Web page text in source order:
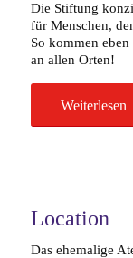
Die Stiftung
für Menschen,
So kommen
an allen Orten!
Weiterlesen
Location
Das ehemalige